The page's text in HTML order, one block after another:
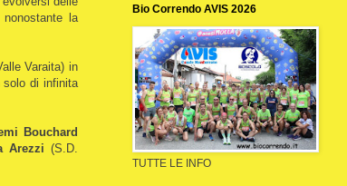
la
Varaita) in
solo di infinita
Bouchard
Arezzi (S.D.
Bio Correndo AVIS 2026
TUTTE LE INFO